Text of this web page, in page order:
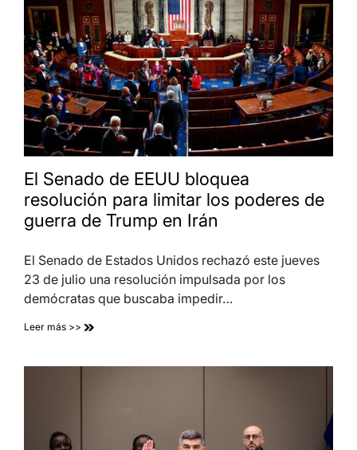
El Senado de EEUU bloquea
resolución para limitar los poderes de
guerra de Trump en Irán
El Senado de Estados Unidos rechazó este jueves
23 de julio una resolución impulsada por los
demócratas que buscaba impedir…
Leer más >>